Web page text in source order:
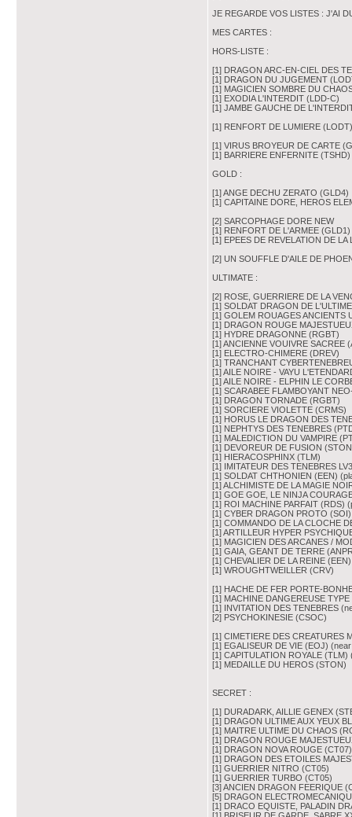
JE REGARDE VOS LISTES : J'AI
MES CARTES :
HORS-LISTE :
[1] DRAGON ARC-EN-CIEL DES
[1] DRAGON DU JUGEMENT
[1] MAGICIEN SOMBRE DU
[1] EXODIA L'INTERDIT (LDD-C)
[1] JAMBE GAUCHE DE
[1] RENFORT DE LUMIERE (LODT)
[1] VIRUS BROYEUR DE CARTE
[1] BARRIERE ENFERNITE (TSHD)
GOLD :
[1] ANGE DECHU ZERATO (GLD4)
[1] CAPITAINE DORE, HEROS
[2] SARCOPHAGE DORE NEW
[1] RENFORT DE L'ARMEE (GLD1)
[1] EPEES DE REVELATION DE LA
[2] UN SOUFFLE D'AILE DE
ULTIMATE :
[2] ROSE, GUERRIERE DE LA
[1] SOLDAT DRAGON DE
[1] GOLEM ROUAGES ANCIENTS
[1] DRAGON ROUGE
[1] HYDRE DRAGONNE (RGBT)
[1] ANCIENNE VOUIVRE SACREE
[1] ELECTRO-CHIMERE (DREV)
[1] TRANCHANT
[1] AILE NOIRE - VAYU
[1] AILE NOIRE - ELPHIN LE
[1] SCARABEE FLAMBOYANT
[1] DRAGON TORNADE (RGBT)
[1] SORCIERE VIOLETTE (CRMS)
[1] HORUS LE DRAGON DES
[1] NEPHTYS DES TENEBRES
[1] MALEDICTION DU VAMPIRE
[1] DEVOREUR DE FUSION
[1] HIERACOSPHINX (TLM)
[1] IMITATEUR DES TENEBRES
[1] SOLDAT CHTHONIEN (EEN)
[1] ALCHIMISTE DE LA MAGIE
[1] GOE GOE, LE NINJA
[1] ROI MACHINE PARFAIT (RDS)
[1] CYBER DRAGON PROTO
[1] COMMANDO DE LA CLOCHE
[1] ARTILLEUR HYPER
[1] MAGICIEN DES ARCANES /
[1] GAIA, GEANT DE TERRE
[1] CHEVALIER DE LA REINE (EEN)
[1] WROUGHTWEILLER (CRV)
[1] HACHE DE FER PORTE-
[1] MACHINE DANGEREUSE
[1] INVITATION DES TENEBRES
[2] PSYCHOKINESIE (CSOC)
[1] CIMETIERE DES CREATURES
[1] EGALISEUR DE VIE (EOJ)
[1] CAPITULATION ROYALE (TLM)
[1] MEDAILLE DU HEROS (STON)
SECRET :
[1] DURADARK, AILLIE GENEX
[1] DRAGON ULTIME AUX YEUX
[1] MAITRE ULTIME DU CHAOS
[1] DRAGON ROUGE
[1] DRAGON NOVA ROUGE (CT07)
[1] DRAGON DES ETOILES
[1] GUERRIER NITRO (CT05)
[1] GUERRIER TURBO (CT05)
[3] ANCIEN DRAGON FEERIQUE
[5] DRAGON
[1] DRACO EQUISTE, PALADIN